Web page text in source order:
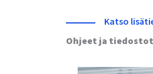
Katso
Ohjeet ja tiedostot